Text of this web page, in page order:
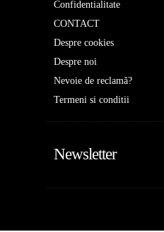
Confidentialitate
CONTACT
Despre cookies
Despre noi
Nevoie de reclamă?
Termeni si conditii
Newsletter